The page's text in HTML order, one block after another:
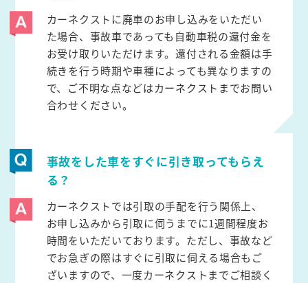
カーネクストに廃車のお申し込みをいただい
た場合、事故車であっても自動車税の還付金を
お受け取りいただけます。還付される金額は手
続きを行う時期や車種によっても異なりますの
で、ご不明な点などはカーネクストまでお問い
合わせください。
事故をした車をすぐに引き取ってもらえ
る？
カーネクストでは引取の手配を行う関係上、
お申し込みから引取に伺うまでに1週間程度お
時間をいただいております。ただし、事故など
でお急ぎの際はすぐに引取に伺える場合もご
ざいますので、一度カーネクストまでご相談く